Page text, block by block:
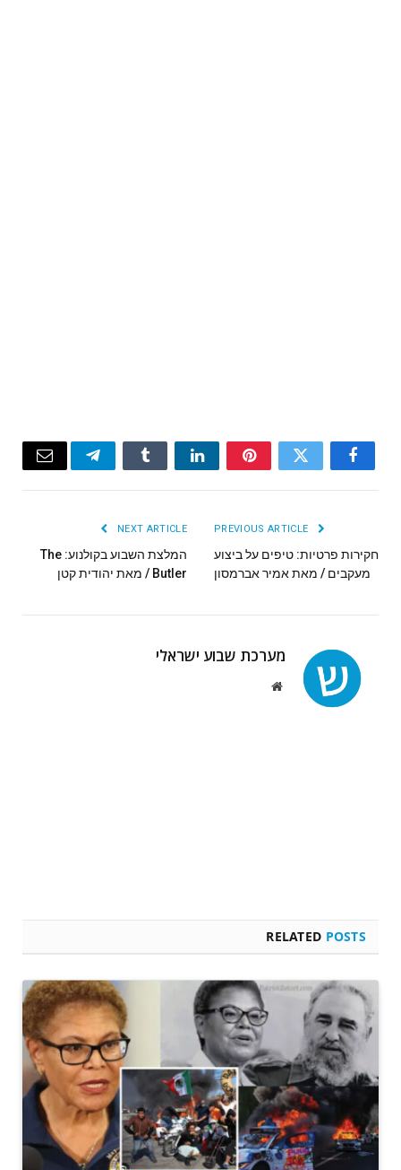
Facebook
Twitter
Pinterest
LinkedIn
Tumblr
Telegram
Email
חקירות פרטיות: טיפים על ביצוע
מעקבים / מאת אמיר אברמסון
NEXT ARTICLE
המלצת השבוע בקולנוע: The
Butler / מאת יהודית קטן
מערכת שבוע ישראלי
Website
RELATED POSTS